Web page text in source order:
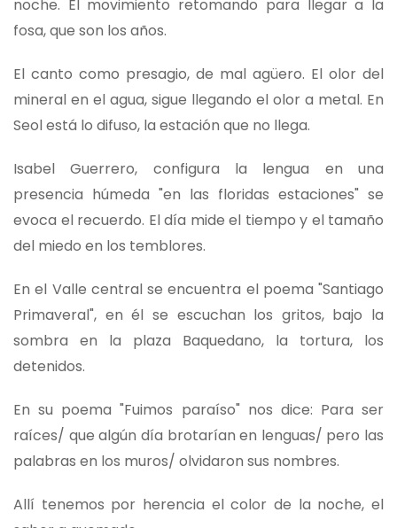
noche. El movimiento retomando para llegar a la
fosa, que son los años.
El canto como presagio, de mal agüero. El olor del
mineral en el agua, sigue llegando el olor a metal. En
Seol está lo difuso, la estación que no llega.
Isabel Guerrero, configura la lengua en una
presencia húmeda "en las floridas estaciones" se
evoca el recuerdo. El día mide el tiempo y el tamaño
del miedo en los temblores.
En el Valle central se encuentra el poema "Santiago
Primaveral", en él se escuchan los gritos, bajo la
sombra en la plaza Baquedano, la tortura, los
detenidos.
En su poema "Fuimos paraíso" nos dice: Para ser
raíces/ que algún día brotarían en lenguas/ pero las
palabras en los muros/ olvidaron sus nombres.
Allí tenemos por herencia el color de la noche, el